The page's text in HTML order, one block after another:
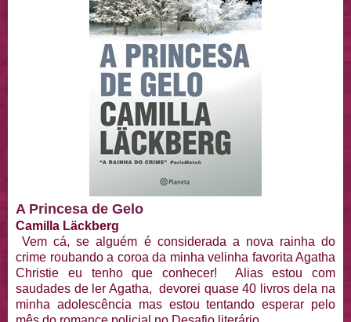
A Princesa de Gelo
Camilla Läckberg
Vem cá, se alguém é considerada a nova rainha do
crime roubando a coroa da minha velinha favorita Agatha
Christie eu tenho que conhecer! Alias estou com
saudades de ler Agatha, devorei quase 40 livros dela na
minha adolescência mas estou tentando esperar pelo